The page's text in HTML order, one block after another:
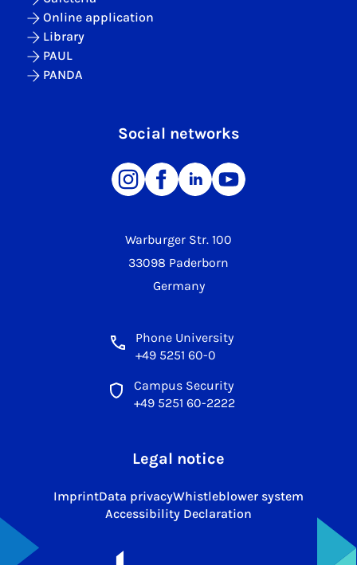
Warburger Str. 100
33098 Paderborn
Germany
Phone University
+49 5251 60-0
Campus Security
+49 5251 60-2222
Online application
Library
PAUL
PANDA
Social networks
Legal notice
ImprintData privacyWhistleblower system
Accessibility Declaration